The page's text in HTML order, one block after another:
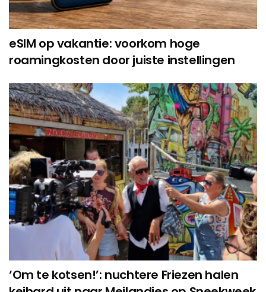
eSIM op vakantie: voorkom hoge
roamingkosten door juiste instellingen
‘Om te kotsen!’: nuchtere Friezen halen